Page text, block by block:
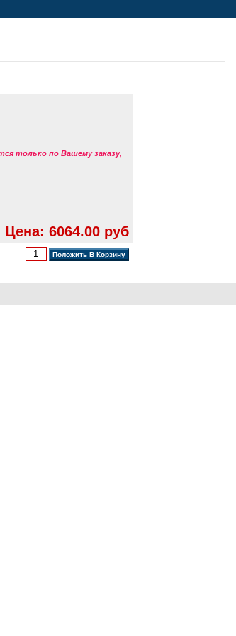
только по Вашему заказу,
Цена: 6064.00 руб